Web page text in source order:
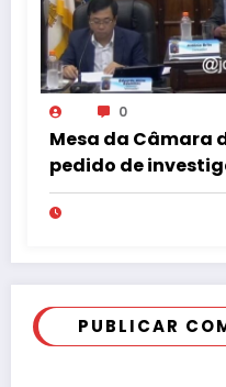
0
Mesa da Câmara
pedido de
PUBLICAR